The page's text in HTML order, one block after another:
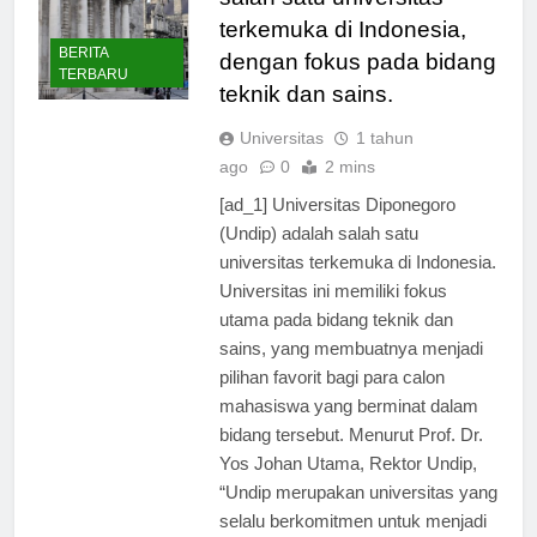
BERITA
TERBARU
salah satu universitas
terkemuka di Indonesia,
dengan fokus pada bidang
Universitas
1 tahun
[ad_1] Universitas Diponegoro
(Undip) adalah salah satu
universitas terkemuka di Indonesia.
Universitas ini memiliki fokus
utama pada bidang teknik dan
sains, yang membuatnya menjadi
pilihan favorit bagi para calon
mahasiswa yang berminat dalam
bidang tersebut. Menurut Prof. Dr.
Yos Johan Utama, Rektor Undip,
“Undip merupakan universitas yang